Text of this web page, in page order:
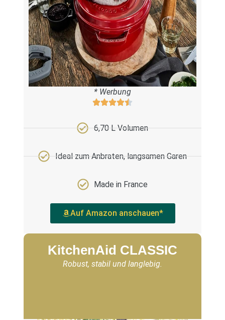
* Werbung
6,70 L Volumen
Ideal zum Anbraten, langsamen Garen
Made in France
Auf Amazon anschauen*
KitchenAid CLASSIC
Robust, stabil und langlebig.